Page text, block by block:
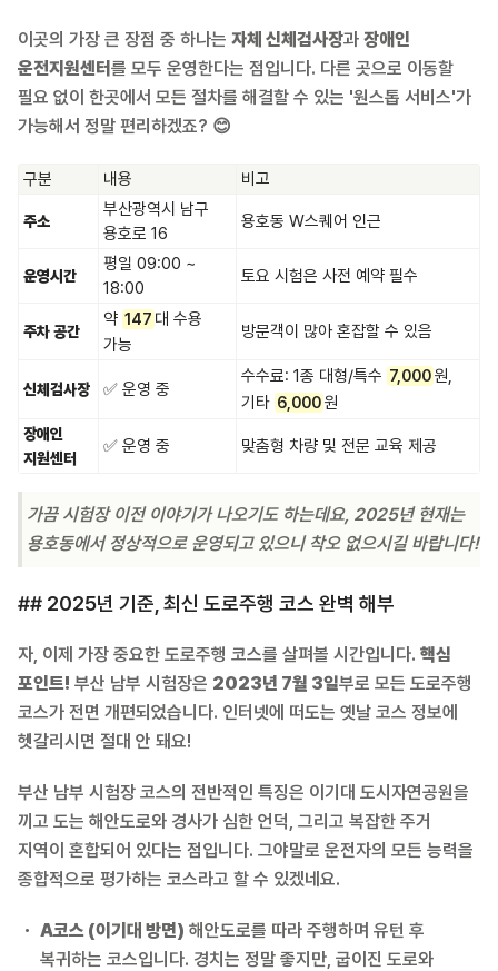
이곳의 가장 큰 장점 중 하나는 자체 신체검사장과 장애인
운전지원센터 를 모두 운영한다는 점입니다. 다른 곳으로 이동할
필요 없이 한곳에서 모든 절차를 해결할 수 있는 '원스톱 서비스'가
가능해서 정말 편리하겠죠? 😊
구분 내용 비고
주소
부산광역시 남구
용호로 16
용호동 W스퀘어 인근
운영시간
평일 09:00 ~
18:00
토요 시험은 사전 예약 필수
주차 공간
약 147 대 수용
가능
방문객이 많아 혼잡할 수 있음
신체검사장 ✅ 운영 중
수수료: 1종 대형/특수 7,000원,
기타 6,000원
장애인
지원센터
✅ 운영 중 맞춤형 차량 및 전문 교육 제공
가끔 시험장 이전 이야기가 나오기도 하는데요, 2025년 현재는
용호동에서 정상적으로 운영되고 있으니 착오 없으시길 바랍니다!
## 2025년 기준, 최신 도로주행 코스 완벽 해부
자, 이제 가장 중요한 도로주행 코스를 살펴볼 시간입니다. 핵심
포인트! 부산 남부 시험장은 2023년 7월 3일부로 모든 도로주행
코스가 전면 개편되었습니다. 인터넷에 떠도는 옛날 코스 정보에
헷갈리시면 절대 안 돼요!
부산 남부 시험장 코스의 전반적인 특징은 이기대 도시자연공원을
끼고 도는 해안도로와 경사가 심한 언덕, 그리고 복잡한 주거
지역이 혼합되어 있다는 점입니다. 그야말로 운전자의 모든 능력을
종합적으로 평가하는 코스라고 할 수 있겠네요.
A코스 (이기대 방면) 해안도로를 따라 주행하며 유턴 후
복귀하는 코스입니다. 경치는 정말 좋지만, 굽이진 도로와